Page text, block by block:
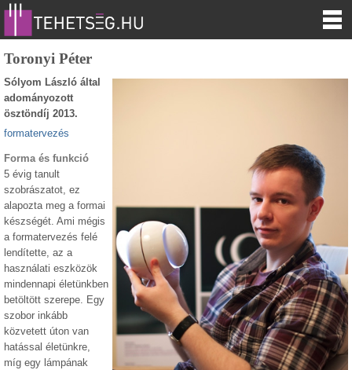
Toronyi Péter
Sólyom László által
adományozott
ösztöndíj 2013.
formatervezés
Forma és funkció
5 évig tanult
szobrászatot, ez
alapozta meg a formai
készségét. Ami mégis
a formatervezés felé
lendítette, az a
használati eszközök
mindennapi életünkben
betöltött szerepe. Egy
szobor inkább
közvetett úton van
hatással életünkre,
míg egy lámpának